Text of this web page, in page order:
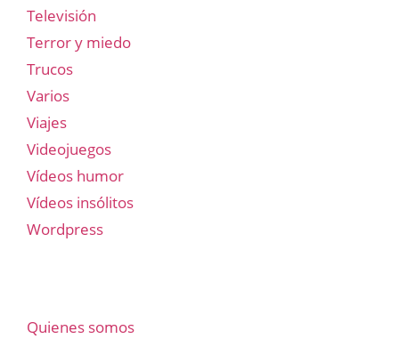
Televisión
Terror y miedo
Trucos
Varios
Viajes
Videojuegos
Vídeos humor
Vídeos insólitos
Wordpress
Quienes somos